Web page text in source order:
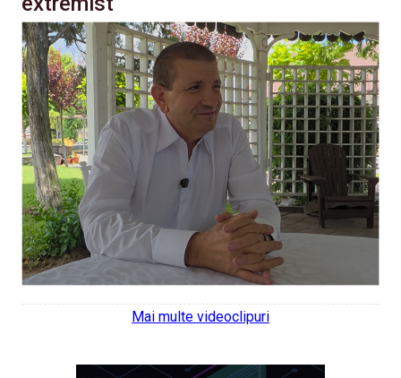
Mai multe videoclipuri